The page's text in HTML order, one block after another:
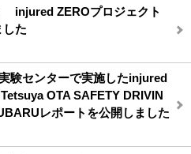
injured ZEROプロジェクト
した
験センターで実施したinjured
OTA SAFETY DRIVIN
レポートを公開しました